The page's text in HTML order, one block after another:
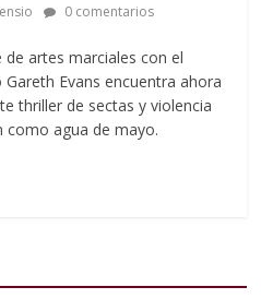
0 comentarios
artes marciales con el
Evans encuentra ahora
thriller de sectas y violencia
como agua de mayo.